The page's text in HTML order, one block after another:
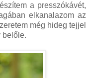
a presszókávét,
elkanalazom az
még hideg tejjel
belőle.